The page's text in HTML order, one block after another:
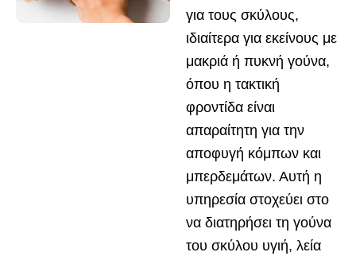
για τους σκύλους,
ιδιαίτερα για εκείνους με
μακριά ή πυκνή γούνα,
όπου η τακτική
φροντίδα είναι
απαραίτητη για την
αποφυγή κόμπων και
μπερδεμάτων. Αυτή η
υπηρεσία στοχεύει στο
να διατηρήσει τη γούνα
του σκύλου υγιή, λεία